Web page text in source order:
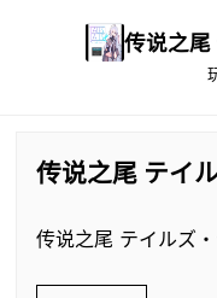
传说之尾
传说之尾 テイ
传说之尾 テイルズ